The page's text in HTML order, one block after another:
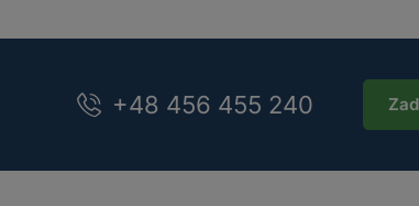
+48 456 455 240